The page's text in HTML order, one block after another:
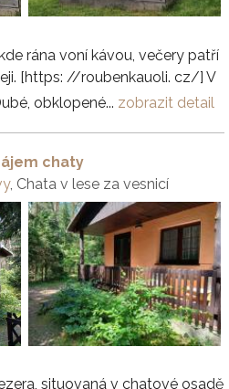
rána voní kávou, večery patří
[https: //roubenkauoli. cz/] V
obklopené... zobrazit detail
chaty
, Chata v lese za vesnicí
situovaná v chatové osadě